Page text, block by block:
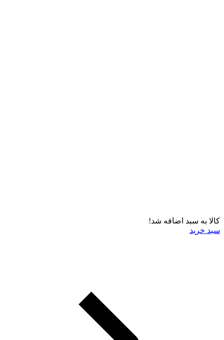
کالا به سبد اضافه شد!
سبد خرید